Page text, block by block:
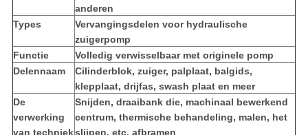
anderen
Types
Vervangingsdelen voor hydraulische
zuigerpomp
Functie
Volledig verwisselbaar met originele pomp
Delennaam
Cilinderblok, zuiger, palplaat, balgids,
klepplaat, drijfas, swash plaat en meer
De
verwerking
van techniek
Snijden, draaibank die, machinaal bewerkend
centrum, thermische behandeling, malen, het
slijpen, etc. afbramen